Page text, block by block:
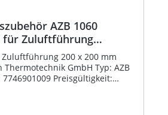
AZB 1060
für Zuluftführung
200 x 200 mm
GmbH Typ: AZB